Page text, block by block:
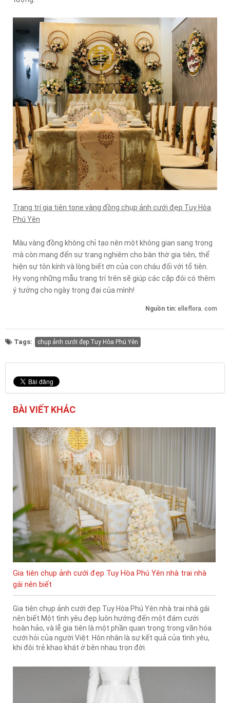
Trang trí gia tiên tone vàng đồng chụp ảnh cưới đẹp Tuy Hòa
Phú Yên
Màu vàng đồng không chỉ tạo nên một không gian sang trọng
mà còn mang đến sự trang nghiêm cho bàn thờ gia tiên, thể
hiện sự tôn kính và lòng biết ơn của con cháu đối với tổ tiên.
Hy vọng những mẫu trang trí trên sẽ giúp các cặp đôi có thêm
ý tưởng cho ngày trọng đại của mình!
Nguồn tin: elleflora. com
Tags: chụp ảnh cưới đẹp Tuy Hòa Phú Yên
BÀI VIẾT KHÁC
Gia tiên chụp ảnh cưới đẹp Tuy Hòa Phú Yên nhà trai nhà
gái nên biết
Gia tiên chụp ảnh cưới đẹp Tuy Hòa Phú Yên nhà trai nhà gái
nên biết Một tình yêu đẹp luôn hướng đến một đám cưới
hoàn hảo, và lễ gia tiên là một phần quan trọng trong văn hóa
cưới hỏi của người Việt. Hôn nhân là sự kết quả của tình yêu,
khi đôi trẻ khao khát ở bên nhau trọn đời.